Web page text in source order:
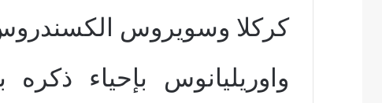
كركلا وسويروس
واوريليانوس بإحياء